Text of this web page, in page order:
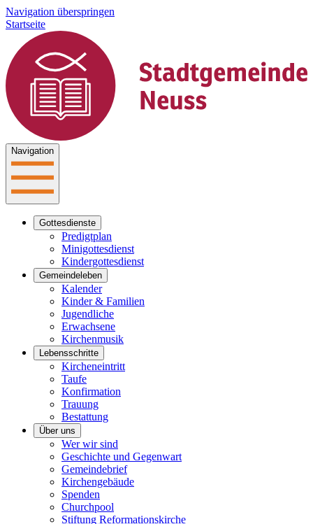
Navigation überspringen
Startseite
Navigation
Gottesdienste
Predigtplan
Minigottesdienst
Kindergottesdienst
Gemeindeleben
Kalender
Kinder & Familien
Jugendliche
Erwachsene
Kirchenmusik
Lebensschritte
Kircheneintritt
Taufe
Konfirmation
Trauung
Bestattung
Über uns
Wer wir sind
Geschichte und Gegenwart
Gemeindebrief
Kirchengebäude
Spenden
Churchpool
Stiftung Reformationskirche